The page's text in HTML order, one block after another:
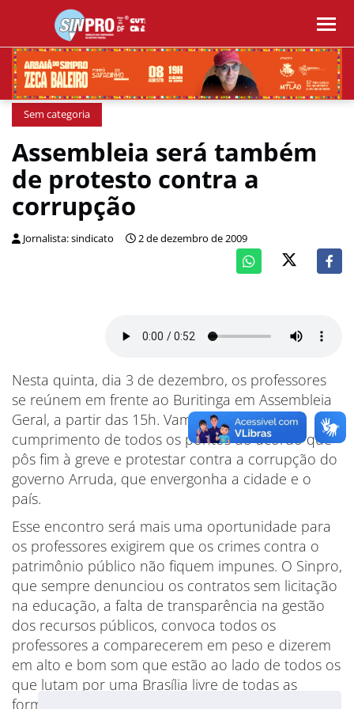
Sem categoria
Assembleia será também
de protesto contra a
corrupção
Jornalista: sindicato 2 de dezembro de 2009
Nesta quinta, dia 3 de dezembro, os professores
se reúnem em frente ao Buritinga em Assembleia
Geral, a partir das 15h. Vamos exigir o
cumprimento de todos os pontos do acordo que
pôs fim à greve e protestar contra a corrupção do
governo Arruda, que envergonha a cidade e o
país.
Esse encontro será mais uma oportunidade para
os professores exigirem que os crimes contra o
patrimônio público não fiquem impunes. O Sinpro,
que sempre denunciou os contratos sem licitação
na educação, a falta de transparência na gestão
dos recursos públicos, convoca todos os
professores a comparecerem em peso e dizerem
em alto e bom som que estão ao lado de todos os
que lutam por uma Brasília livre de todas as
formas de corrupção.